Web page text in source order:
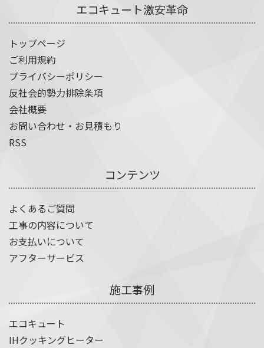
エコキュート激安革命
トップページ
ご利用規約
プライバシーポリシー
反社会的勢力排除条項
会社概要
お問い合わせ・お見積もり
RSS
コンテンツ
よくあるご質問
工事の内容について
お支払いについて
アフターサービス
施工事例
エコキュート
IHクッキングヒーター